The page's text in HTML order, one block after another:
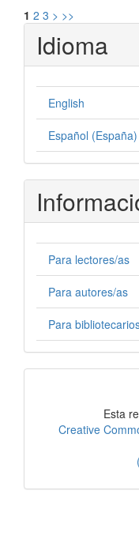
1 2 3 > >>
Idioma
English
Español (España)
Para lectores/as
Para autores/as
Para
Esta
Creative